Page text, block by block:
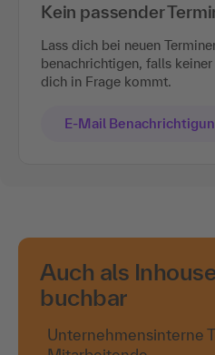
Kein passender
Lass dich bei neuen
benachrichtigen, falls
dich in Frage kommt.
E-Mail
Auch als
buchbar
Unternehmensinterne